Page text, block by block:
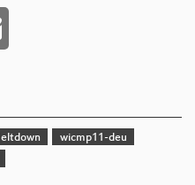
wicmp11-deu